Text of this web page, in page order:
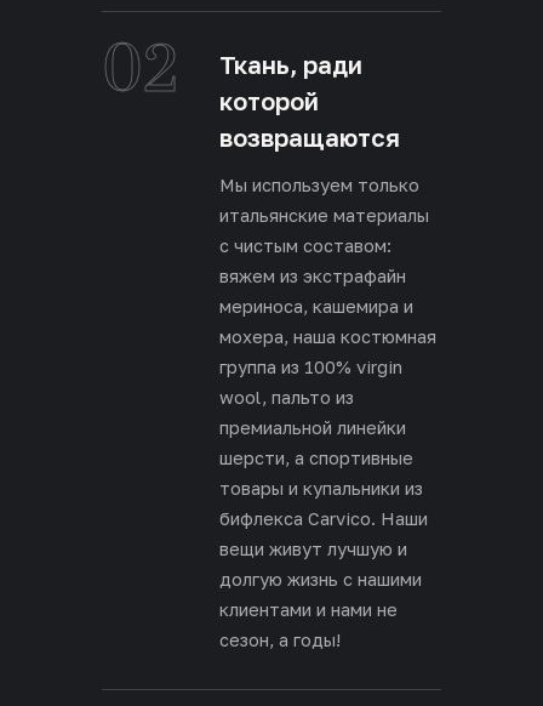
02
Ткань, ради
которой
возвращаются
Мы используем только
итальянские материалы
с чистым составом:
вяжем из экстрафайн
мериноса, кашемира и
мохера, наша костюмная
группа из 100% virgin
wool, пальто из
премиальной линейки
шерсти, а спортивные
товары и купальники из
бифлекса Carvico. Наши
вещи живут лучшую и
долгую жизнь с нашими
клиентами и нами не
сезон, а годы!